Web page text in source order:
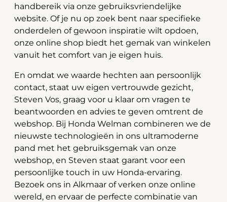
handbereik via onze gebruiksvriendelijke
website. Of je nu op zoek bent naar specifieke
onderdelen of gewoon inspiratie wilt opdoen,
onze online shop biedt het gemak van winkelen
vanuit het comfort van je eigen huis.
En omdat we waarde hechten aan persoonlijk
contact, staat uw eigen vertrouwde gezicht,
Steven Vos, graag voor u klaar om vragen te
beantwoorden en advies te geven omtrent de
webshop. Bij Honda Welman combineren we de
nieuwste technologieën in ons ultramoderne
pand met het gebruiksgemak van onze
webshop, en Steven staat garant voor een
persoonlijke touch in uw Honda-ervaring.
Bezoek ons in Alkmaar of verken onze online
wereld, en ervaar de perfecte combinatie van